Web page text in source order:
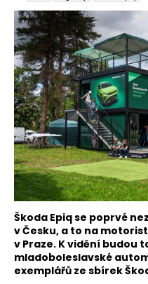
Škoda Epiq se poprvé
v Česku, a to na
v Praze. K vidění budou
mladoboleslavské
exemplářů ze sbírek